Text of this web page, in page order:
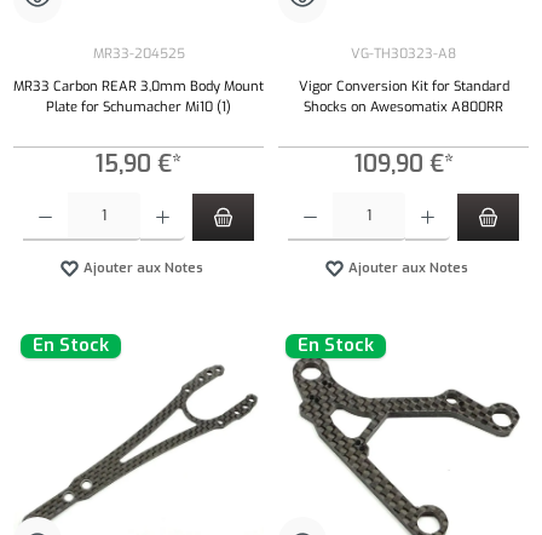
MR33-204525
MR33 Carbon REAR 3,0mm Body Mount
Plate for Schumacher Mi10 (1)
15,90 €*
Ajouter aux Notes
VG-TH30323-A8
Vigor Conversion Kit for Standard
Shocks on Awesomatix A800RR
109,90 €*
Ajouter aux Notes
En Stock En Stock